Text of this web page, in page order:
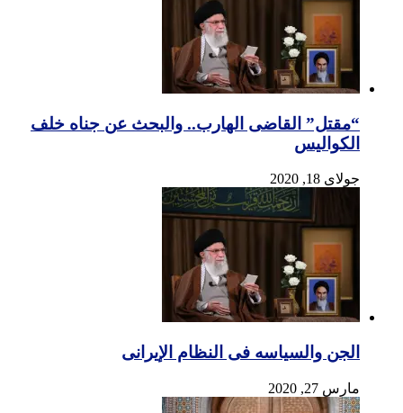
“مقتل” القاضی الهارب.. والبحث عن جناه خلف
الکوالیس
جولای 18, 2020
الجن والسیاسه فی النظام اﻹیرانی
مارس 27, 2020